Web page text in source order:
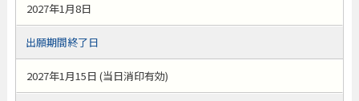
2027年1月8日
出願期間終了日
2027年1月15日 (当日消印有効)